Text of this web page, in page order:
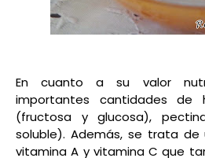
En cuanto a su valor
importantes cantidades de
(fructosa y glucosa),
soluble). Además, se trata
vitamina A y vitamina C que